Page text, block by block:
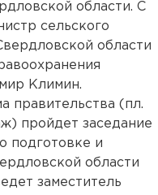
области. С
сельского
области
Климин.
правительства (пл.
пройдет заседание
подготовке и
области
заместитель